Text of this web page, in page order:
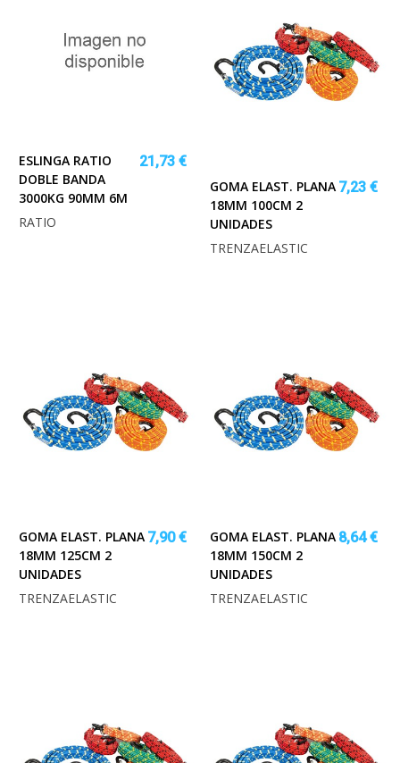
ESLINGA RATIO
DOBLE BANDA
3000KG 90MM 6M
21,73 €
RATIO
GOMA ELAST. PLANA
18MM 100CM 2
UNIDADES
7,23 €
TRENZAELASTIC
GOMA ELAST. PLANA
18MM 125CM 2
UNIDADES
7,90 €
TRENZAELASTIC
GOMA ELAST. PLANA
18MM 150CM 2
UNIDADES
8,64 €
TRENZAELASTIC